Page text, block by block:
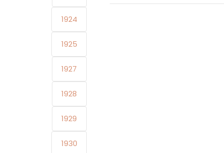
1924
1925
1927
1928
1929
1930